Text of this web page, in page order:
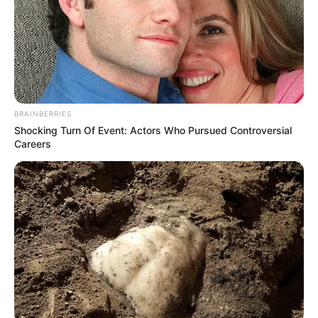
ellenvetések, és több ország kritikus maradt
bizonyos elemekkel szemben, de a teljes
csomaggal szembeni következetes „nem”
elsősorban Magyarországhoz és Lengyelországhoz
kötődött.
A migrációs paktum ügye azért lett ilyen fontos a
azt a témát, amellyel mozgósítani tudja megmaradt
táborát. A migráció erre tökéletes eszköz: egyszerű
üzeneteket lehet rá építeni, erős érzelmeket
mozgat, és régi reflexeket hív elő.
Magyar Péter kormánya világossá tette, hogy
elutasítja az illegális migrációt, fenntartja a
határvédelmet, és nem támogat olyan megoldást,
BRAINBERRIES
Shocking Turn Of Event: Actors Who Pursued Controversial
Careers